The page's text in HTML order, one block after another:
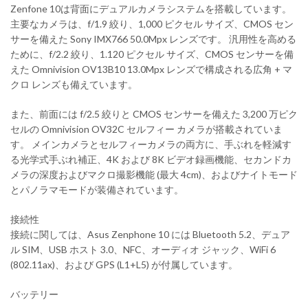
Zenfone 10は背面にデュアルカメラシステムを搭載しています。
主要なカメラは、f/1.9 絞り、1,000 ピクセル サイズ、CMOS セン
サーを備えた Sony IMX766 50.0Mpx レンズです。 汎用性を高める
ために、f/2.2 絞り、1.120 ピクセル サイズ、CMOS センサーを備
えた Omnivision OV13B10 13.0Mpx レンズで構成される広角 + マ
クロ レンズも備えています。
また、前面には f/2.5 絞りと CMOS センサーを備えた 3,200 万ピク
セルの Omnivision OV32C セルフィー カメラが搭載されていま
す。 メインカメラとセルフィーカメラの両方に、手ぶれを軽減す
る光学式手ぶれ補正、4K および 8K ビデオ録画機能、セカンドカ
メラの深度およびマクロ撮影機能 (最大 4cm)、およびナイトモード
とパノラマモードが装備されています。
接続性
接続に関しては、Asus Zenphone 10 には Bluetooth 5.2、デュア
ル SIM、USB ホスト 3.0、NFC、オーディオ ジャック、WiFi 6
(802.11ax)、および GPS (L1+L5) が付属しています。
バッテリー